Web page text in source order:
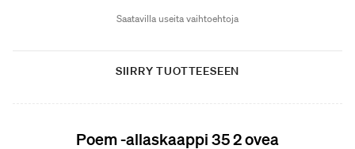
Saatavilla useita vaihtoehtoja
SIIRRY TUOTTEESEEN
Poem -allaskaappi 35 2 ovea